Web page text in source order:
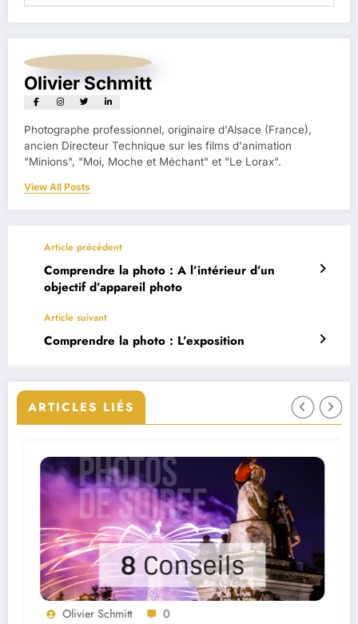
Olivier Schmitt
Photographe professionnel, originaire d'Alsace (France),
ancien Directeur Technique sur les films d'animation
"Minions", "Moi, Moche et Méchant" et "Le Lorax".
View All Posts
Article précédent
Comprendre la photo : A l’intérieur d’un
objectif d’appareil photo
Article suivant
Comprendre la photo : L’exposition
ARTICLES LIÉS
Olivier Schmitt 0